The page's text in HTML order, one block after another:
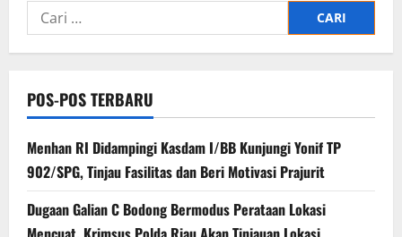
Cari
untuk:
POS-POS TERBARU
Menhan RI Didampingi Kasdam I/BB Kunjungi Yonif TP
902/SPG, Tinjau Fasilitas dan Beri Motivasi Prajurit
Dugaan Galian C Bodong Bermodus Perataan Lokasi